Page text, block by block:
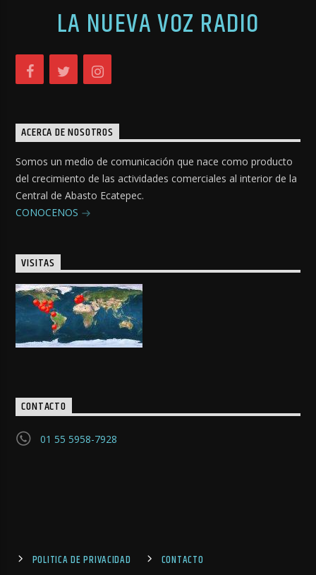
LA NUEVA VOZ RADIO
ACERCA DE NOSOTROS
Somos un medio de comunicación que nace como producto
del crecimiento de las actividades comerciales al interior de la
Central de Abasto Ecatepec.
CONOCENOS
VISITAS
CONTACTO
01 55 5958-7928
POLITICA DE PRIVACIDAD CONTACTO